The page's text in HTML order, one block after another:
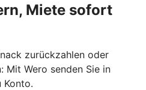
Miete sofort
zurückzahlen oder
Mit Wero senden Sie in
Konto.